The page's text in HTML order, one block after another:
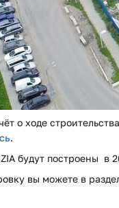
о ходе
.
будут построены в
вы можете в